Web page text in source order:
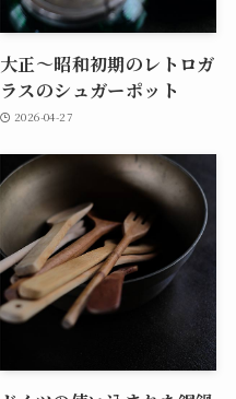
大正～昭和初期のレトロガ
ラスのシュガーポット
2026-04-27